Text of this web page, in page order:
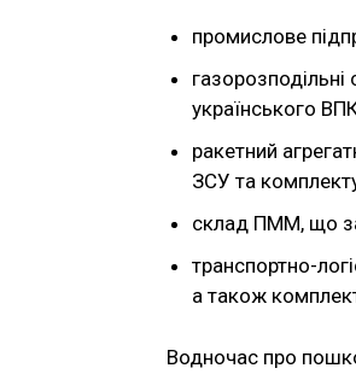
промислове
українського
ракетний
ЗСУ та
склад ПММ, що
транспортно-
а також
Водночас про